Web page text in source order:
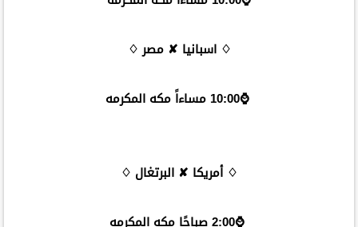
♢ اسبانيا ✘ مصر ♢
⌚️10:00 مساءاً مكه المكرمه
♢ أمريكا ✘ البرتغال ♢
⌚️2:00 صباحًا مكه المكرمه